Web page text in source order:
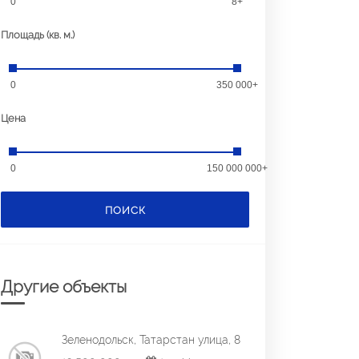
Площадь (кв. м.)
0 350 000+
Цена
0 150 000 000+
ПОИСК
Другие объекты
Зеленодольск, Татарстан улица, 8